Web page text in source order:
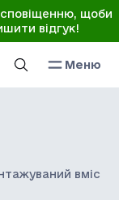
сповіщенню, щоби
відгук!
Меню
вміст